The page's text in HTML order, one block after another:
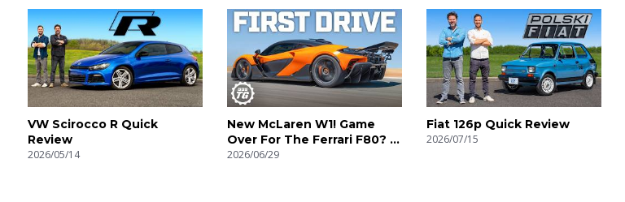
VW Scirocco R Quick
Review
2026/05/14
New McLaren W1! Game
Over For The Ferrari F80? |
4K
2026/06/29
Fiat 126p Quick Review
2026/07/15